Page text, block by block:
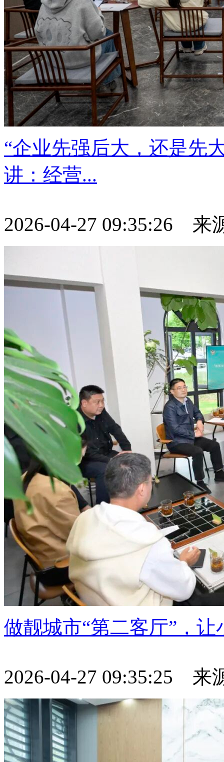
“企业先强后大，还是先
讲：经营...
2026-04-27 09:35:26 来
做靓城市“第二客厅”，
2026-04-27 09:35:25 来